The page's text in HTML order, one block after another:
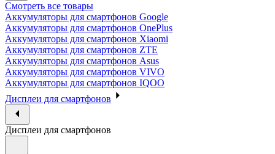
Смотреть все товары
Аккумуляторы для смартфонов Google
Аккумуляторы для смартфонов OnePlus
Аккумуляторы для смартфонов Xiaomi
Аккумуляторы для смартфонов ZTE
Аккумуляторы для cмартфонов Asus
Аккумуляторы для смартфонов VIVO
Аккумуляторы для смартфонов IQOO
Дисплеи для смартфонов
Дисплеи для смартфонов